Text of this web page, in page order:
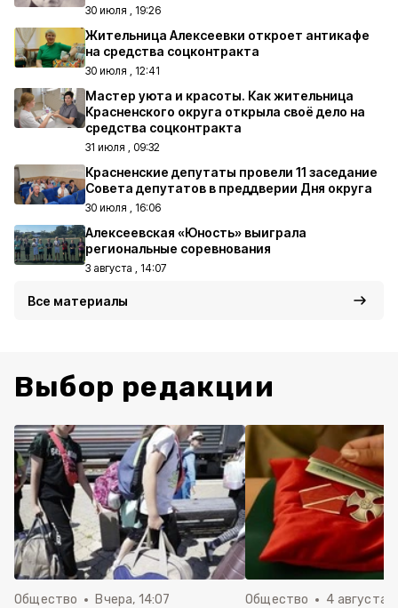
30 июля , 19:26
Жительница Алексеевки откроет антикафе
на средства соцконтракта
30 июля , 12:41
Мастер уюта и красоты. Как жительница
Красненского округа открыла своё дело на
средства соцконтракта
31 июля , 09:32
Красненские депутаты провели 11 заседание
Совета депутатов в преддверии Дня округа
30 июля , 16:06
Алексеевская «Юность» выиграла
региональные соревнования
3 августа , 14:07
Все материалы
Выбор редакции
Общество Вчера, 14:07 Общество 4 августа ,